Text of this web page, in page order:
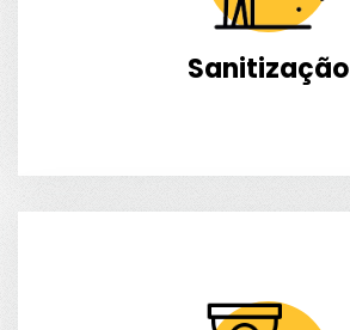
Sanitização